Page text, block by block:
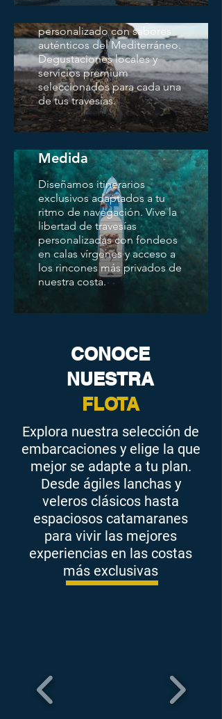
personalizado con sabores
auténticos del Mediterráneo.
Degustaciones locales y
servicios premium
seleccionados para cada una
de tus travesías.
Medida
Diseñamos itinerarios
exclusivos adaptados a tu
ritmo de navegación. Vive la
libertad de travesías
personalizadas con fondeos
en calas vírgenes y acceso a
los rincones más privados de
nuestra costa.
CONOCE
NUESTRA
FLOTA
Explora nuestra selección de
embarcaciones y elige la que
mejor se adapte a tu plan.
Desde ágiles lanchas y
veleros clásicos hasta
espaciosos catamaranes
para vivir las mejores
experiencias en las costas
más exclusivas